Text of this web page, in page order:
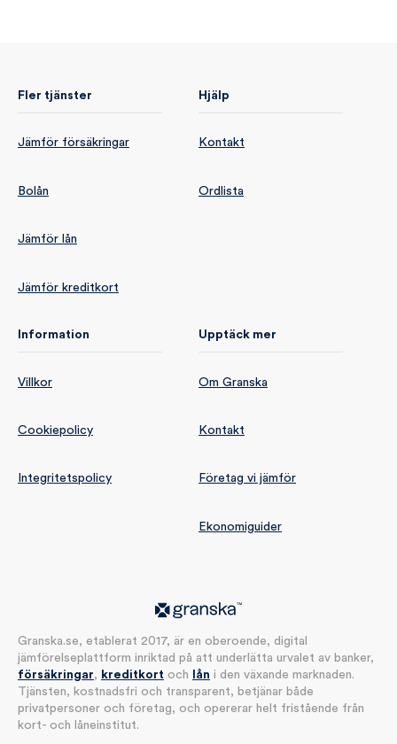
Fler tjänster
Jämför försäkringar
Bolån
Jämför lån
Jämför kreditkort
Hjälp
Kontakt
Ordlista
Information
Villkor
Cookiepolicy
Integritetspolicy
Upptäck mer
Om Granska
Kontakt
Företag vi jämför
Ekonomiguider
Granska.se, etablerat 2017, är en oberoende, digital
jämförelseplattform inriktad på att underlätta urvalet av banker,
försäkringar, kreditkort och lån i den växande marknaden.
Tjänsten, kostnadsfri och transparent, betjänar både
privatpersoner och företag, och opererar helt fristående från
kort- och låneinstitut.